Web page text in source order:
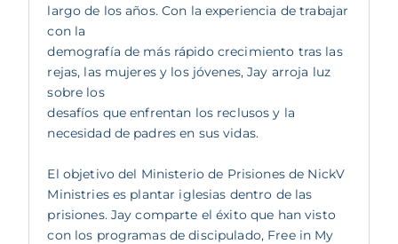
largo de los años. Con la experiencia de trabajar
con la
demografía de más rápido crecimiento tras las
rejas, las mujeres y los jóvenes, Jay arroja luz
sobre los
desafíos que enfrentan los reclusos y la
necesidad de padres en sus vidas.
El objetivo del Ministerio de Prisiones de NickV
Ministries es plantar iglesias dentro de las
prisiones. Jay comparte el éxito que han visto
con los programas de discipulado, Free in My